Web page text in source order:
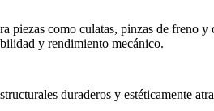
como culatas, pinzas de freno
y rendimiento mecánico.
duraderos y estéticamente